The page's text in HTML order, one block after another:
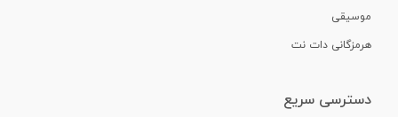
موسیقی
هرمزگانی دات نت
دسترسی سریع